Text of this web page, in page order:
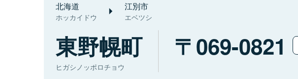
北海道
ホッカイドウ
江別市
エベツシ
東野幌町
ヒガシノッポロチョウ
069-0821